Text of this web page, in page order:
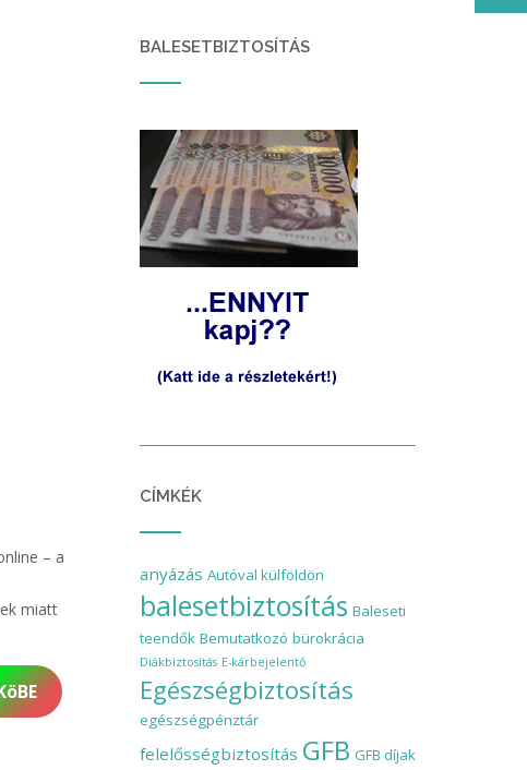
– a
miatt
BALESETBIZTOSÍTÁS
CÍMKÉK
anyázás Autóval külföldön
balesetbiztosítás Baleseti
teendők Bemutatkozó bürokrácia
Diákbiztosítás E-kárbejelentő
Egészségbiztosítás
egészségpénztár
felelősségbiztosítás GFB GFB díjak